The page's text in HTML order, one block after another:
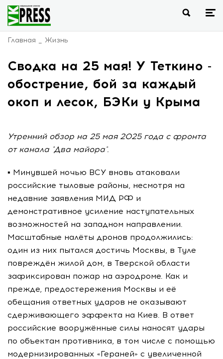
Главная Жизнь
Сводка на 25 мая! У Теткино -
обострение, бой за каждый
окоп и лесок, БЭКи у Крыма
Утренний обзор на 25 мая 2025 года с фронта
от канала "Два майора".
▪️ Минувшей ночью ВСУ вновь атаковали
российские тыловые районы, несмотря на
недавние заявления МИД РФ и
демонстративное усиление наступательных
возможностей на западном направлении.
Масштабные налёты дронов продолжились:
один из них пытался достичь Москвы, в Туле
повреждён жилой дом, в Тверской области
зафиксирован пожар на аэродроме. Как и
прежде, предостережения Москвы и её
обещания ответных ударов не оказывают
сдерживающего эффекта на Киев. В ответ
российские вооружённые силы наносят удары
по объектам противника, в том числе с помощью
модернизированных «Гераней» с увеличенной